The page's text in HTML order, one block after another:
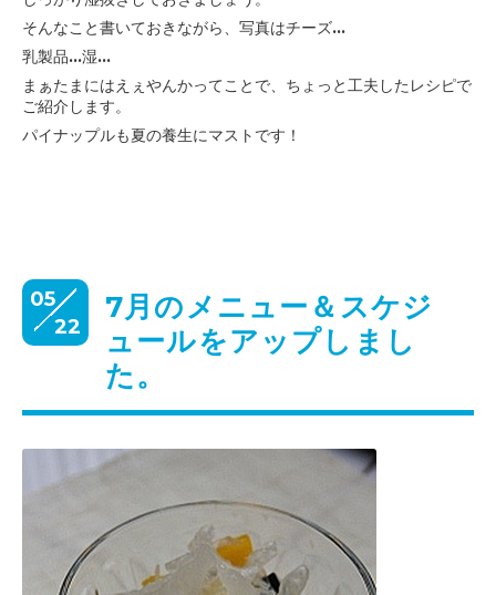
そんなこと書いておきながら、写真はチーズ...
乳製品...湿...
まぁたまにはえぇやんかってことで、ちょっと工夫したレシピで
ご紹介します。
パイナップルも夏の養生にマストです！
05
22
7月のメニュー＆スケジ
ュールをアップしまし
た。